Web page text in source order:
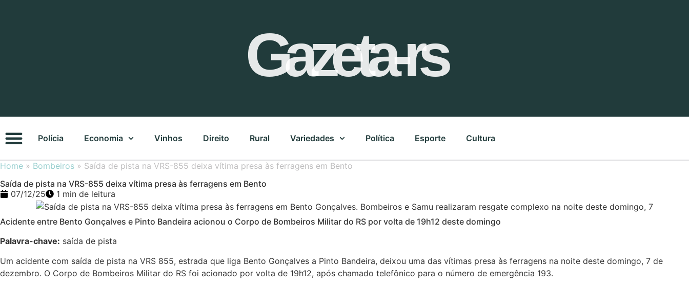
Gazeta-rs
Polícia Economia Vinhos Direito Rural Variedades Política Esporte Cultura
Home » Bombeiros » Saída de pista na VRS-855 deixa vítima presa às ferragens em Bento
Saída de pista na VRS-855 deixa vítima presa às ferragens em Bento
07/12/25
1 min de leitura
Acidente entre Bento Gonçalves e Pinto Bandeira acionou o Corpo de Bombeiros Militar do RS por volta de 19h12 deste domingo
Palavra-chave: saída de pista
Um acidente com saída de pista na VRS 855, estrada que liga Bento Gonçalves a Pinto Bandeira, deixou uma das vítimas presa às ferragens na noite deste domingo, 7 de
dezembro. O Corpo de Bombeiros Militar do RS foi acionado por volta de 19h12, após chamado telefônico para o número de emergência 193.